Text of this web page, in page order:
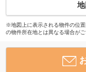
※地図上に表示される物件の位
の物件所在地とは異なる場合がご